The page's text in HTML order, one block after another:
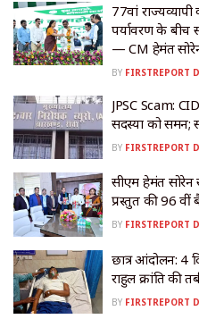
77वां
पर्यावरण के
— CM हेमंत
BY FIRSTREPORT
JPSC Scam:
सदस्यों को समन;
BY FIRSTREPORT
सीएम हेमंत सोरेन
प्रस्तुत की 96 वीं
BY FIRSTREPORT
छात्र आंदोलन: 4
राहुल क्रांति की
BY FIRSTREPORT